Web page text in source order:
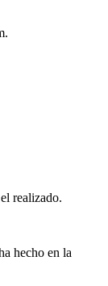
realizado.
hecho en la